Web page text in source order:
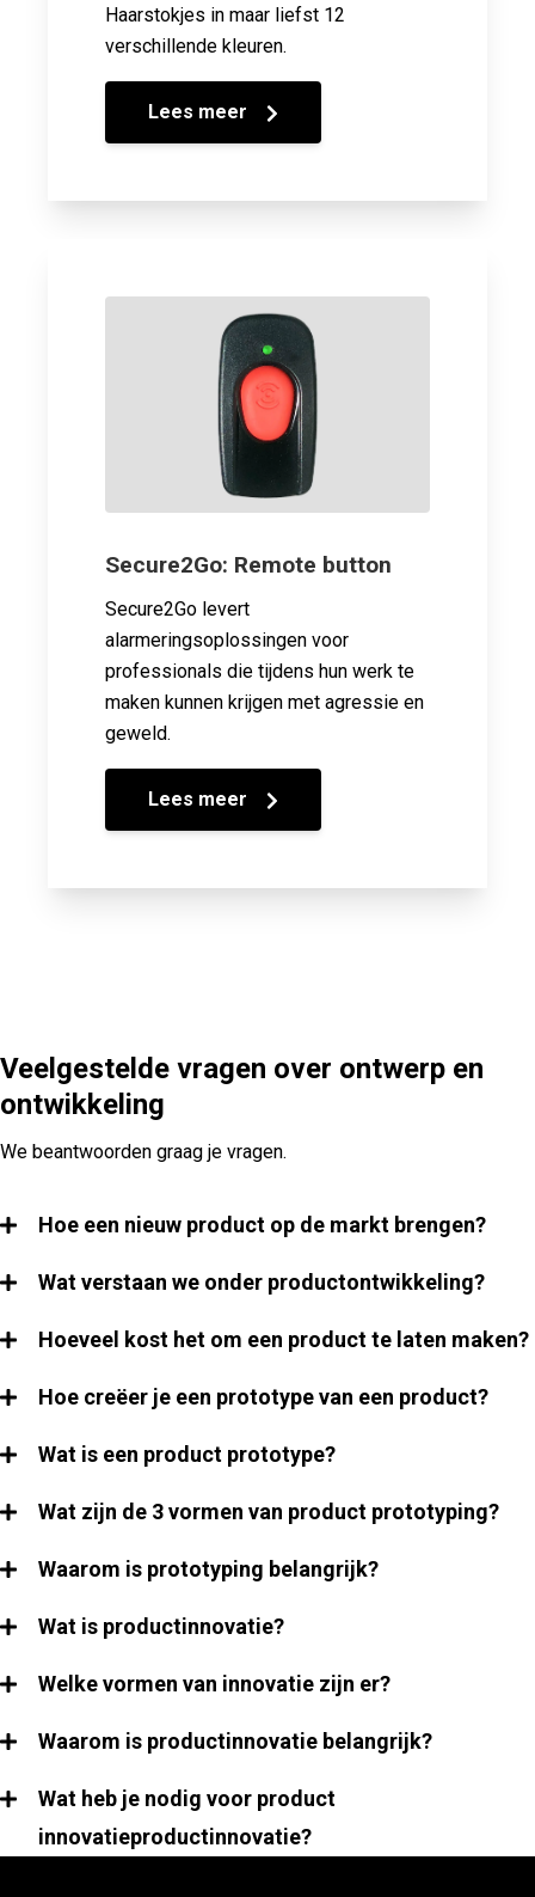
Haarstokjes in maar liefst 12
verschillende kleuren.
Lees meer
Secure2Go: Remote button
Secure2Go levert
alarmeringsoplossingen voor
professionals die tijdens hun werk te
maken kunnen krijgen met agressie en
geweld.
Lees meer
Veelgestelde vragen over ontwerp en
ontwikkeling
We beantwoorden graag je vragen.
Hoe een nieuw product op de markt brengen?
Wat verstaan we onder productontwikkeling?
Hoeveel kost het om een product te laten maken?
Hoe creëer je een prototype van een product?
Wat is een product prototype?
Wat zijn de 3 vormen van product prototyping?
Waarom is prototyping belangrijk?
Wat is productinnovatie?
Welke vormen van innovatie zijn er?
Waarom is productinnovatie belangrijk?
Wat heb je nodig voor product
innovatieproductinnovatie?